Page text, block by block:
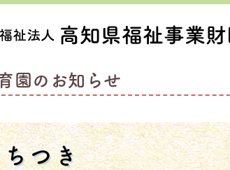
園のお知らせ
ちつき